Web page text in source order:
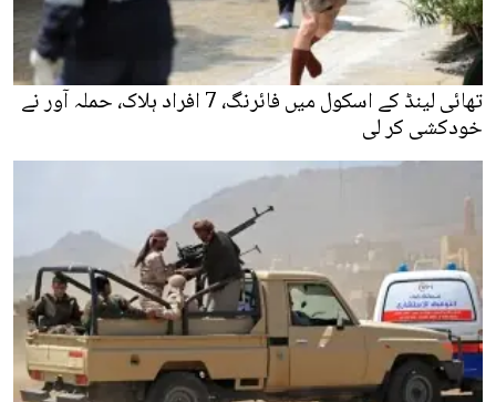
تھائی لینڈ کے اسکول میں فائرنگ، 7 افراد ہلاک، حملہ آور نے
خودکشی کر لی